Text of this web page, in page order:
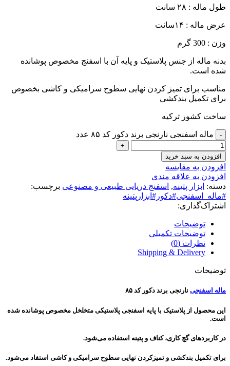
طول ماله : ۲۸ سانت
عرض ماله : ۱۴سانت
وزن : 300 گرم
بدنه ماله از جنس پلاستیک و پایه آن با اسفنج مخصوص پوشانده
شده است.
مناسب برای تمیز کردن نهایی سطوح سرامیکی و کاشی بخصوص
برای تکمیل بندکشی
ساخت کشور ترکیه
ماله اسفنجی نارنجی برند دکور کد ۸۵ عدد
افزودن به سبد خرید
افزودن به مقایسه
افزودن به علاقه مندی
دسته: ابزار پتینه, اسفنج دریایی طبیعی و مصنوعی برچسب:
#ماله_اسفنجی#دکور#ابزارپتینه
اشتراک‌گذاری:
توضیحات
توضیحات تکمیلی
نظرات (0)
Shipping & Delivery
توضیحات
ماله اسفنجی نارنجی برند دکور کد ۸۵
این محصول از پلاستیک با پایه اسفنجی پلاستیکی متخلخل مخصوص پوشانده شده
است.
در کاربردهای گچ کاری، کناف و پتینه استفاده می‌شود.
برای تکمیل بندکشی و تمیزکردن نهایی سطوح سرامیکی و کاشی استفاد می‌شود.